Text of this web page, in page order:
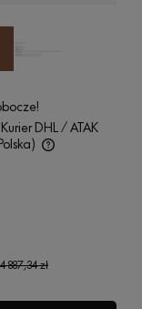
DHL / ATAK
4 887,34 zł